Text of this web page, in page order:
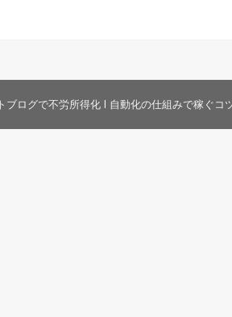
ブログで不労所得化 l 自動化の仕組みで稼ぐコ